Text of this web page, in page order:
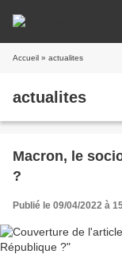
Accueil » actualites
actualites
Macron, le
?
Publié le 09/04/2022 à